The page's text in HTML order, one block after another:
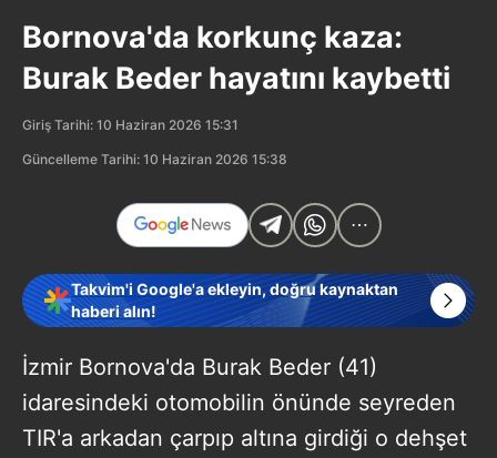
Bornova'da korkunç kaza:
Burak Beder hayatını kaybetti
Giriş Tarihi: 10 Haziran 2026 15:31
Güncelleme Tarihi: 10 Haziran 2026 15:38
Takvim'i Google'a ekleyin, doğru kaynaktan
haberi alın!
İzmir Bornova'da Burak Beder (41)
idaresindeki otomobilin önünde seyreden
TIR'a arkadan çarpıp altına girdiği o dehşet